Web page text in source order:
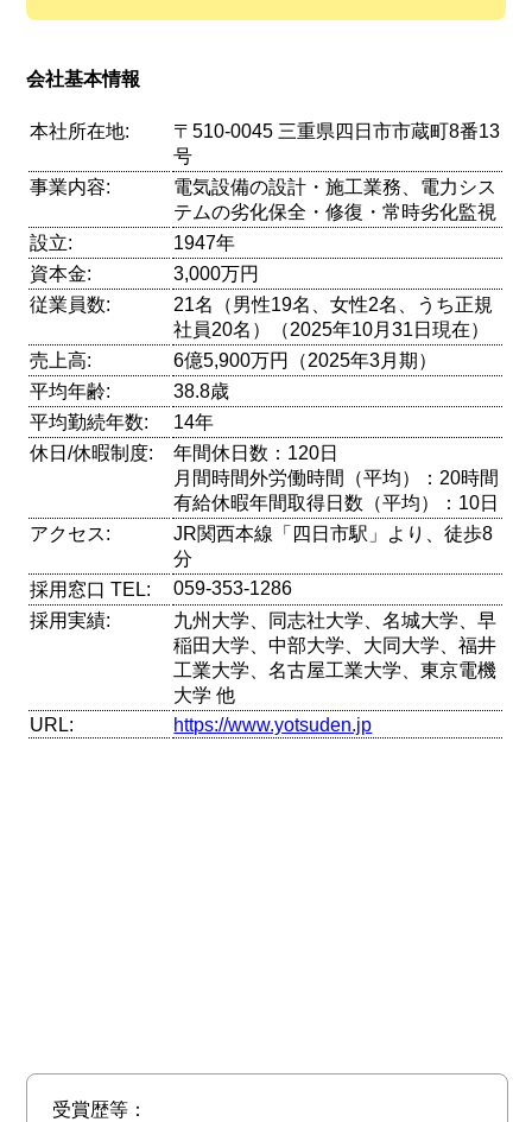
会社基本情報
本社所在地:
〒510-0045 三重県四日市市蔵町8番13
号
事業内容:
電気設備の設計・施工業務、電力シス
テムの劣化保全・修復・常時劣化監視
設立:
1947年
資本金:
3,000万円
従業員数:
21名（男性19名、女性2名、うち正規
社員20名）（2025年10月31日現在）
売上高:
6億5,900万円（2025年3月期）
平均年齢:
38.8歳
平均勤続年数:
14年
休日/休暇制度:
年間休日数：120日
月間時間外労働時間（平均）：20時間
有給休暇年間取得日数（平均）：10日
アクセス:
JR関西本線「四日市駅」より、徒歩8
分
採用窓口 TEL:
059-353-1286
採用実績:
九州大学、同志社大学、名城大学、早
稲田大学、中部大学、大同大学、福井
工業大学、名古屋工業大学、東京電機
大学 他
URL:
https://www.yotsuden.jp
受賞歴等：